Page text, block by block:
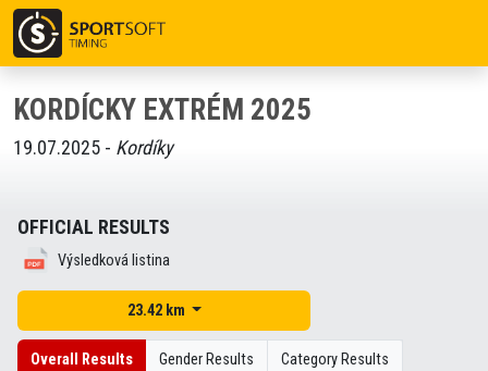
KORDÍCKY EXTRÉM 2025
19.07.2025 - Kordíky
OFFICIAL RESULTS
Výsledková listina
23.42 km
Overall Results Gender Results Category Results